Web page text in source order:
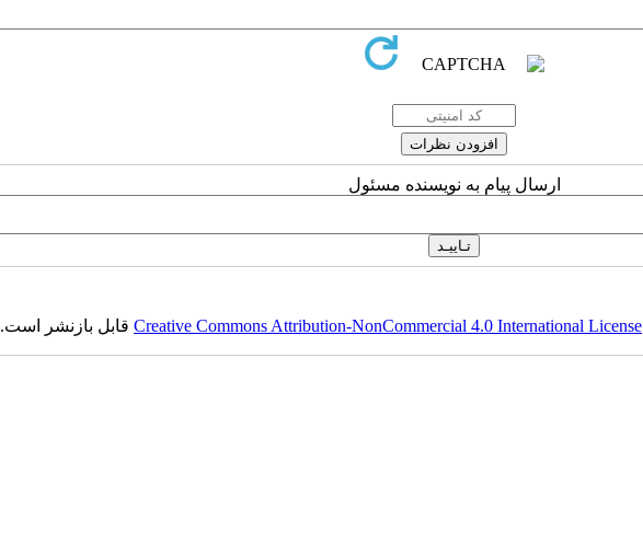
ارسال پیام به نویسنده مسئول
Creative Commons Attribution-NonCommercial 4.0 International Licenseقابل بازنشر است.